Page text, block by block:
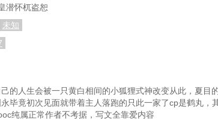
潜怀杌盗恕
未知
的人生会被一只黄白相间的小狐狸式神改变从此，夏
毕竟初次见面就带着主人落跑的只此一家了cp是鹤丸
纯属正常作者不考据，写文全靠爱内容